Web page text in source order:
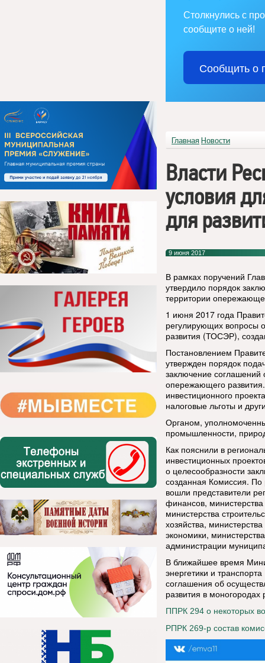
Столкнулись с
сообщите о ней!
Сообщить о
Главная Новости
Власти
условия
для
9 июня 2017
В рамках поручений
утвердило порядок
территории
1 июня 2017 года
регулирующих вопросы
развития (ТОСЭР),
Постановлением
утвержден порядок
заключение соглашений
опережающего
инвестиционного
налоговые льготы и
Органом,
промышленности,
Как пояснили в
инвестиционных
о целесообразности
созданная Комиссия. По
вошли представители
финансов, министерства
министерства
хозяйства,
экономики,
администрации
В ближайшее время
энергетики и
соглашения об
развития в моногородах
ППРК 294 о некоторых
РПРК 269-р состав